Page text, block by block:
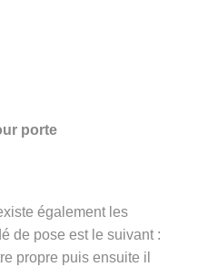
porte
également les
de pose est le suivant :
propre puis ensuite il